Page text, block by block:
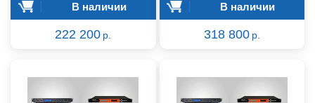
В наличии
222 200 р.
В наличии
318 800 р.